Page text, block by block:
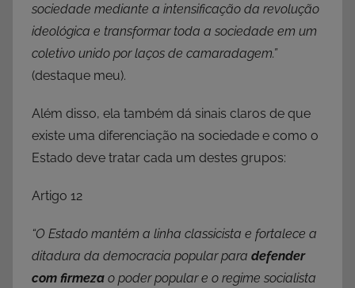
sociedade mediante a intensificação da revolução
ideológica e transformar toda a sociedade em um
coletivo unido por laços de camaradagem.”
(destaque meu).
Além disso, ela também dá sinais claros de que
existe uma diferenciação na sociedade e como o
Estado deve tratar cada um destes grupos:
Artigo 12
“O Estado mantém a linha classicista e fortalece a
ditadura da democracia popular para defender
com firmeza o poder popular e o regime socialista